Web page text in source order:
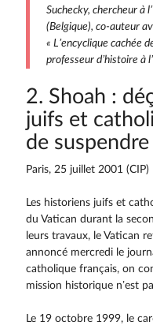
Suchecky, chercheur à
(Belgique), co-auteur
« L’encyclique cachée
professeur d’histoire à
2. Shoah :
juifs et
de
Paris, 25 juillet 2001 (CIP)
Les historiens juifs et
du Vatican durant la
leurs travaux, le Vatican
annoncé mercredi le
catholique français, on
mission historique n’est
Le 19 octobre 1999, le